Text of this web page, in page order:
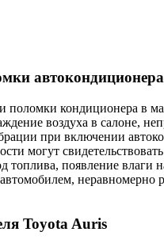
автокондиционера
поломки кондиционера в
воздуха в салоне,
при включении
могут свидетельствовать
появление влаги
неравномерно
Toyota Auris